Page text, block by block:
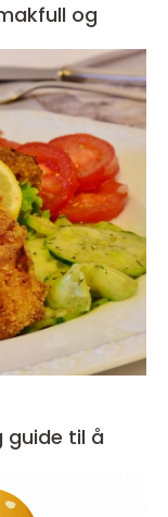
og
guide til å